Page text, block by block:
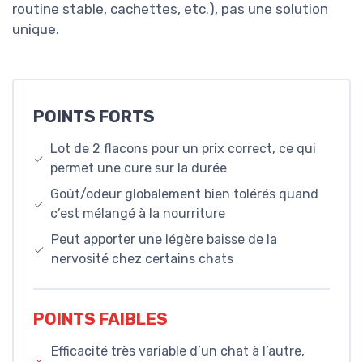
routine stable, cachettes, etc.), pas une solution
unique.
POINTS FORTS
Lot de 2 flacons pour un prix correct, ce qui
permet une cure sur la durée
Goût/odeur globalement bien tolérés quand
c’est mélangé à la nourriture
Peut apporter une légère baisse de la
nervosité chez certains chats
POINTS FAIBLES
Efficacité très variable d’un chat à l’autre,